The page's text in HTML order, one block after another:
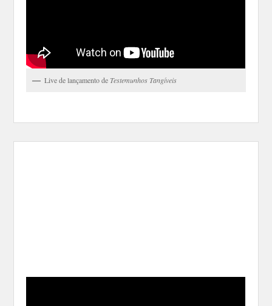
Live de lançamento de Testemunhos Tangíveis